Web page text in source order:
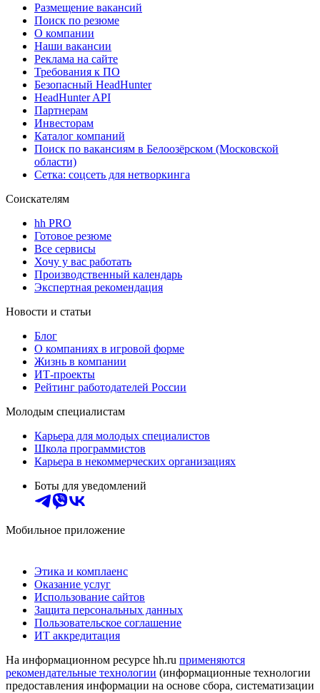
Размещение вакансий
Поиск по резюме
О компании
Наши вакансии
Реклама на сайте
Требования к ПО
Безопасный HeadHunter
HeadHunter API
Партнерам
Инвесторам
Каталог компаний
Поиск по вакансиям в Белоозёрском (Московской
области)
Сетка: соцсеть для нетворкинга
Соискателям
hh PRO
Готовое резюме
Все сервисы
Хочу у вас работать
Производственный календарь
Экспертная рекомендация
Новости и статьи
Блог
О компаниях в игровой форме
Жизнь в компании
ИТ-проекты
Рейтинг работодателей России
Молодым специалистам
Карьера для молодых специалистов
Школа программистов
Карьера в некоммерческих организациях
Боты для уведомлений
Мобильное приложение
Этика и комплаенс
Оказание услуг
Использование сайтов
Защита персональных данных
Пользовательское соглашение
ИТ аккредитация
На информационном ресурсе hh.ru применяются
рекомендательные технологии (информационные технологии
предоставления информации на основе сбора, систематизации